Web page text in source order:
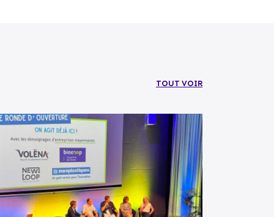
TOUT VOIR